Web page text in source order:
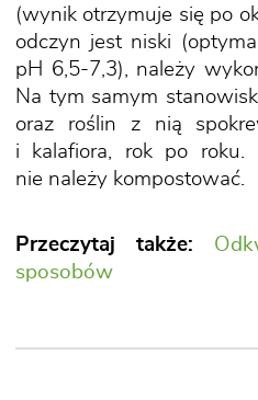
(wynik otrzymuje się po
odczyn jest niski
pH 6,5-7,3), należy
Na tym samym
oraz roślin z nią
i kalafiora, rok po roku.
nie należy kompostować.
Przeczytaj także:
sposobów